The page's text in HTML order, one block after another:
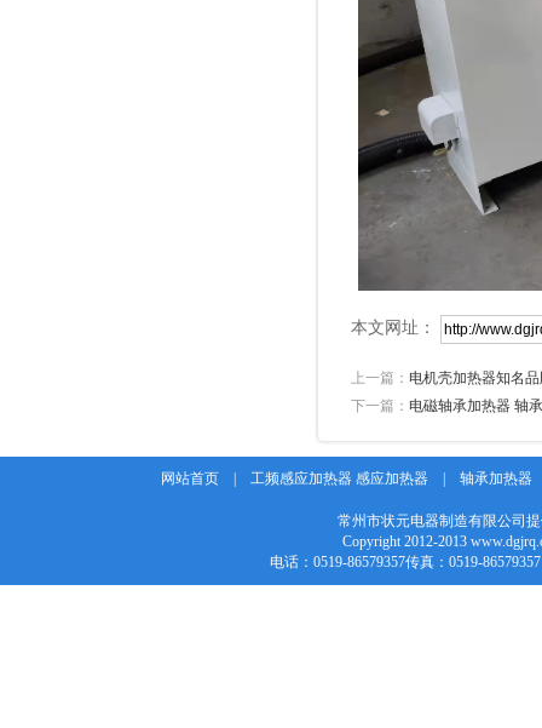
本文网址：
上一篇： 电机壳加热器知名
下一篇： 电磁轴承加热器 轴
网站首页 工频感应加热器 感应加热器 轴承加热器
常州市状元电器制造有限公司
Copyright 2012-2013
电话：0519-86579357传真：0519-